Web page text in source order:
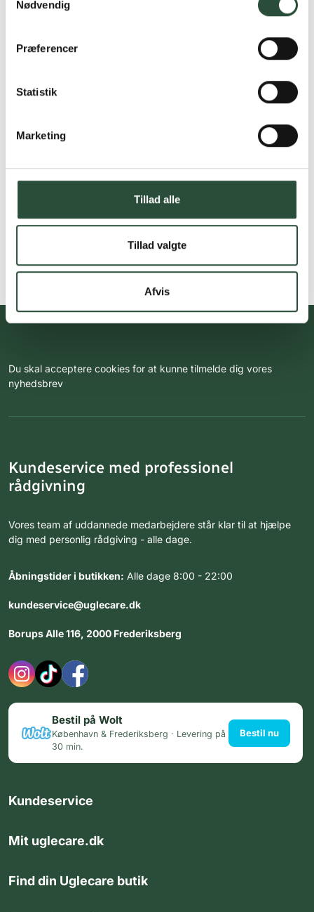
Nødvendig
Præferencer
Statistik
Marketing
Tillad alle
Tillad valgte
Afvis
Du skal acceptere cookies for at kunne tilmelde dig vores
nyhedsbrev
Kundeservice med professionel
rådgivning
Vores team af uddannede medarbejdere står klar til at hjælpe
dig med personlig rådgiving - alle dage.
Åbningstider i butikken: Alle dage 8:00 - 22:00
kundeservice@uglecare.dk
Borups Alle 116, 2000 Frederiksberg
Bestil på Wolt
København & Frederiksberg · Levering på
30 min.
Bestil nu
Kundeservice
Mit uglecare.dk
Find din Uglecare butik